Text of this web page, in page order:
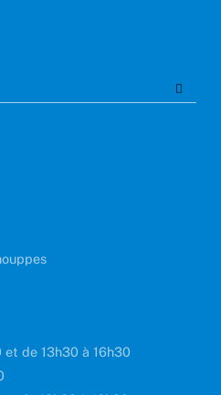
et de 13h30 à 16h30